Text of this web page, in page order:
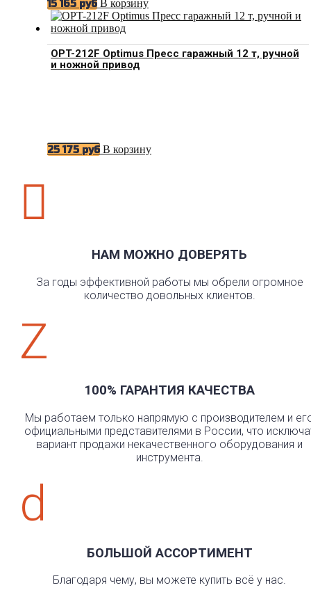
15 165 руб В корзину
OPT-212F Optimus Пресс гаражный 12 т, ручной
и ножной привод
25 175 руб В корзину

НАМ МОЖНО ДОВЕРЯТЬ
За годы эффективной работы мы обрели огромное
количество довольных клиентов.
Z
100% ГАРАНТИЯ КАЧЕСТВА
Мы работаем только напрямую с производителем и
официальными представителями в России, что
вариант продажи некачественного оборудования и
инструмента.
d
БОЛЬШОЙ АССОРТИМЕНТ
Благодаря чему, вы можете купить всё у нас.